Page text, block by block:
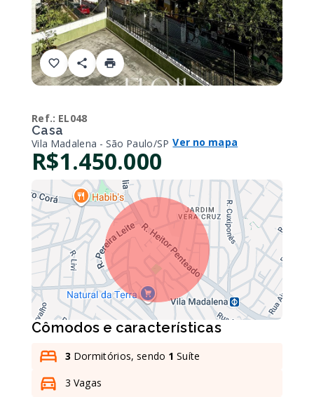
Ref.: EL048
Casa
Vila Madalena - São Paulo/SP Ver no mapa
R$1.450.000
Cômodos e características
3 Dormitórios, sendo 1 Suíte
3 Vagas